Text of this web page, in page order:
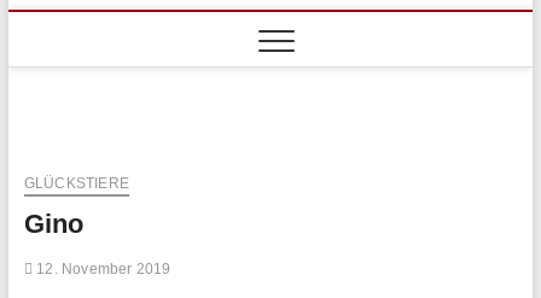
GLÜCKSTIERE
Gino
12. November 2019